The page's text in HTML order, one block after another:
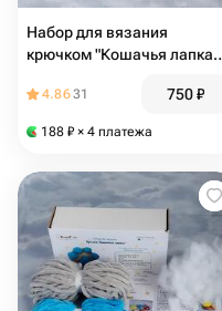
Набор для вязания
крючком "Кошачья лапка",
4.8631 750₽
188 ₽ × 4 платежа